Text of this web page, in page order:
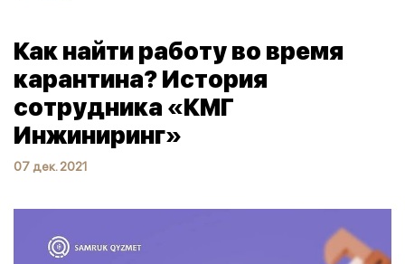
Как найти работу во время
карантина? История
сотрудника «КМГ
Инжиниринг»
07 дек. 2021